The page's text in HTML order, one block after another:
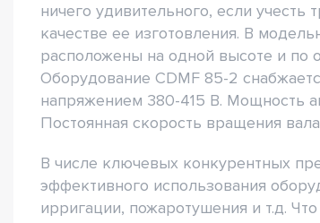
ничего удивительного, если
качестве ее изготовления. В
расположены на одной высоте и
Оборудование CDMF 85-2
напряжением 380-415 В. Мощность
Постоянная скорость вращения
В числе ключевых конкурентных
эффективного использования
ирригации, пожаротушения и т.д.